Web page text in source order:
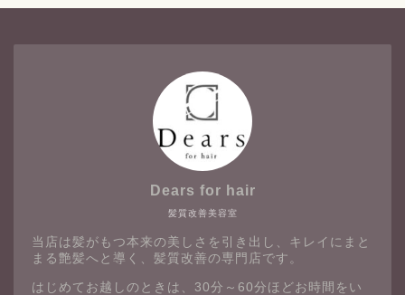
髪質改善美容室
Dears for hair
当店は髪がもつ本来の美しさを引き出し、キレイにまと
まる艶髪へと導く、髪質改善の専門店です。
はじめてお越しのときは、30分～60分ほどお時間をい